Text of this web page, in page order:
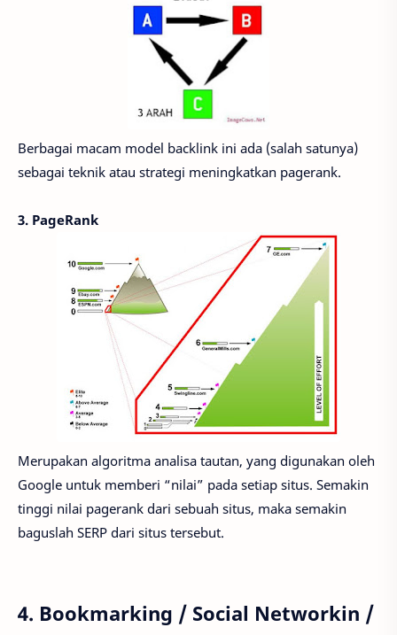
Berbagai macam model backlink ini ada (salah satunya)
sebagai teknik atau strategi meningkatkan pagerank.
3. PageRank
Merupakan algoritma analisa tautan, yang digunakan oleh
Google untuk memberi “nilai” pada setiap situs. Semakin
tinggi nilai pagerank dari sebuah situs, maka semakin
baguslah SERP dari situs tersebut.
4. Bookmarking / Social Networkin /